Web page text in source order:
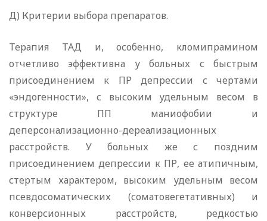
Д) Критерии выбора препаратов.
Терапия ТАД и, особенно, кломипрамином
отчетливо эффективна у больных с быстрым
присоединением к ПР депрессии с чертами
«эндогенности», с высоким удельным весом в
структуре ПП маниофобии и
деперсонализационно-дереализационных
расстройств. У больных же с поздним
присоединением депрессии к ПР, ее атипичным,
стертым характером, высоким удельным весом
псевдосоматических (соматовегетативных) и
конверсионных расстройств, редкостью